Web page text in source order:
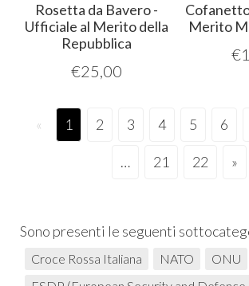
Rosetta da Bavero -
Ufficiale al Merito della
Repubblica
€25,00
Merito
€
« 1 2 3 4 5 6
… 21 22 »
Sono presenti le seguenti
Croce Rossa Italiana
NATO
ONU